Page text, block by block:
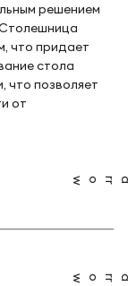
решением
что придает
стола
что позволяет
от